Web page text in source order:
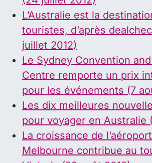
L’Australie est la
touristes, d’après
juillet 2012)
Le Sydney Convention
Centre remporte un prix
pour les événements (7
Les dix meilleures
pour voyager en Australie
La croissance de
Melbourne contribue au